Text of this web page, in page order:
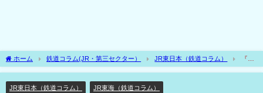
ホーム 鉄道コラム(JR・第三セクター） JR東日本（鉄道コラム）
『宿
敵』と手を組む??首都圏のJR特急の私鉄直通史⁉ 将来は空港アクセスもアリ??
JR東日本（鉄道コラム） JR東海（鉄道コラム）